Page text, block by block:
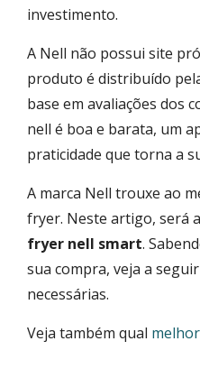
investimento.
A Nell não possui site
produto é distribuído
base em avaliações dos
nell é boa e barata, um
praticidade que torna a
A marca Nell trouxe ao
fryer. Neste artigo, será
fryer nell smart.
sua compra, veja a
necessárias.
Veja também qual